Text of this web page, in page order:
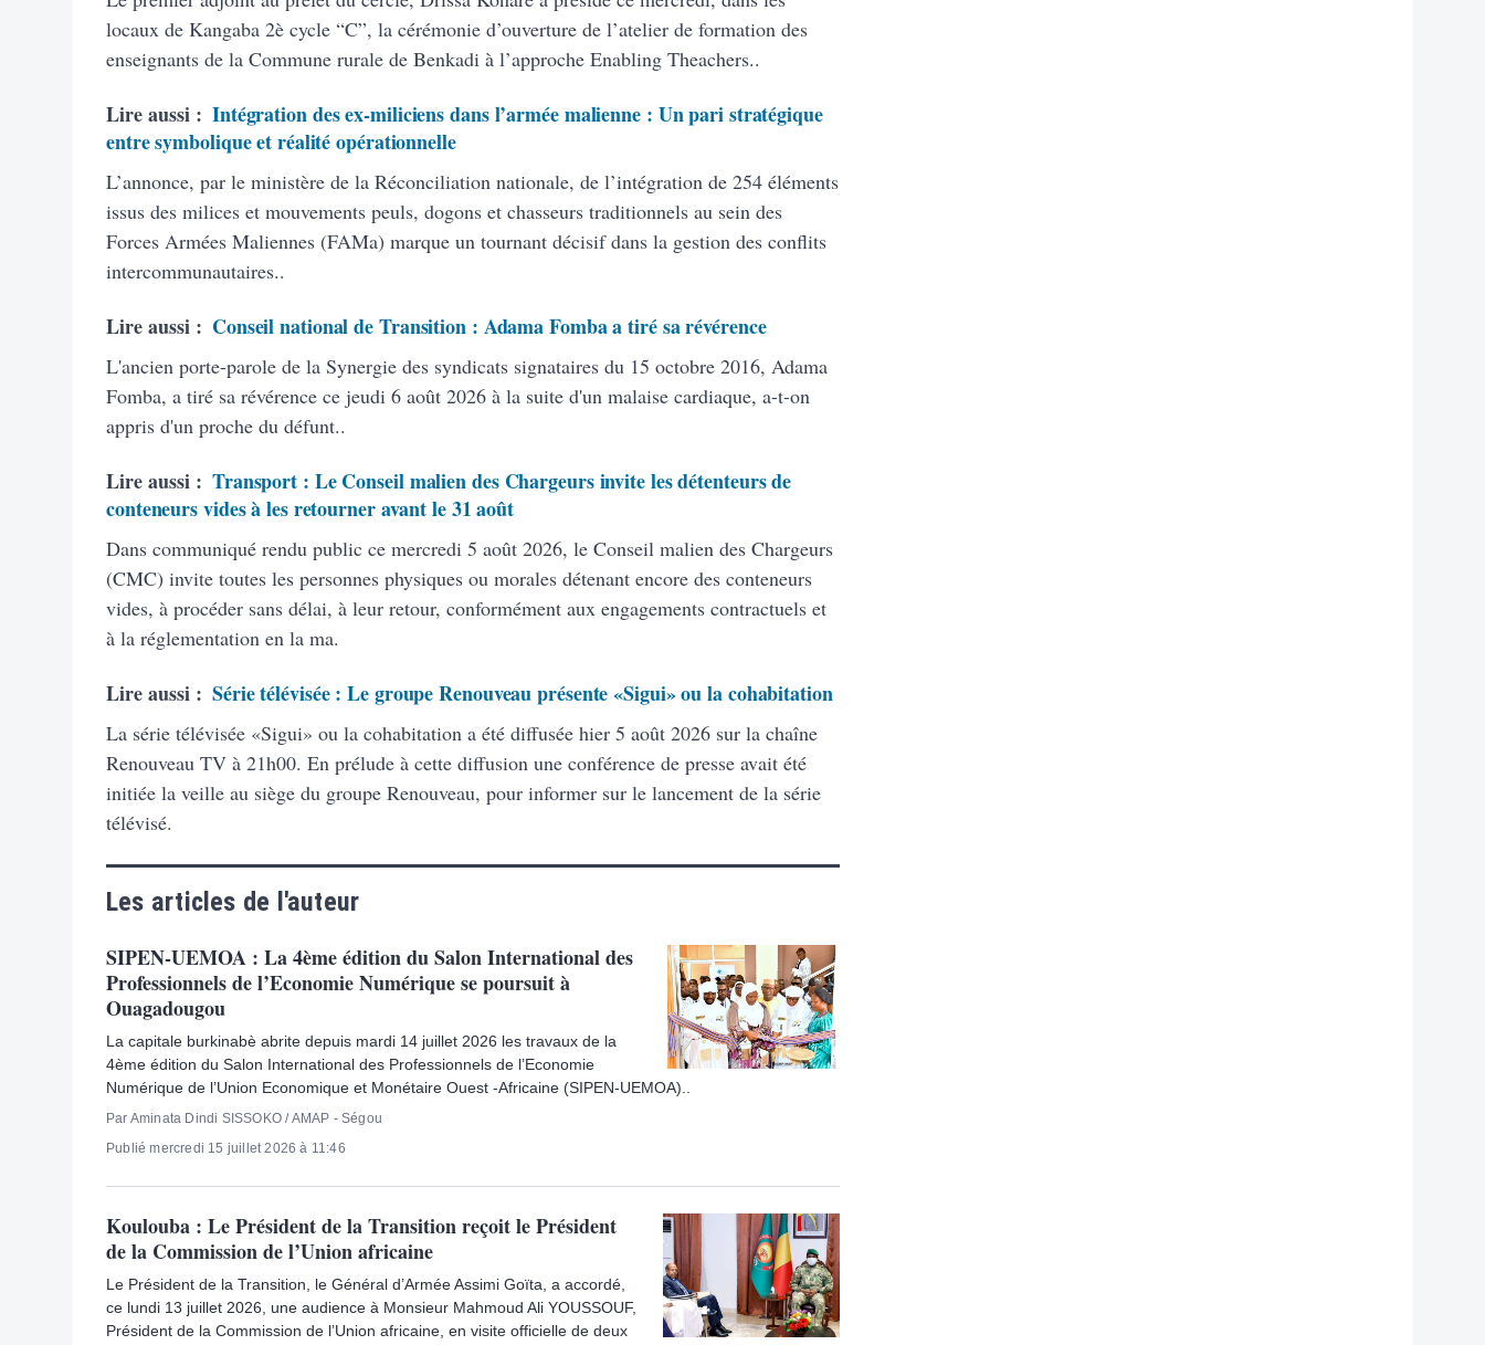
locaux de Kangaba 2è cycle “C”, la cérémonie d’ouverture de l’atelier de formation des
enseignants de la Commune rurale de Benkadi à l’approche Enabling Theachers..
Lire aussi : Intégration des ex-miliciens dans l’armée malienne : Un pari stratégique
entre symbolique et réalité opérationnelle
L’annonce, par le ministère de la Réconciliation nationale, de l’intégration de 254 éléments
issus des milices et mouvements peuls, dogons et chasseurs traditionnels au sein des
Forces Armées Maliennes (FAMa) marque un tournant décisif dans la gestion des conflits
intercommunautaires..
Lire aussi : Conseil national de Transition : Adama Fomba a tiré sa révérence
L'ancien porte-parole de la Synergie des syndicats signataires du 15 octobre 2016, Adama
Fomba, a tiré sa révérence ce jeudi 6 août 2026 à la suite d'un malaise cardiaque, a-t-on
appris d'un proche du défunt..
Lire aussi : Transport : Le Conseil malien des Chargeurs invite les détenteurs de
conteneurs vides à les retourner avant le 31 août
Dans communiqué rendu public ce mercredi 5 août 2026, le Conseil malien des Chargeurs
(CMC) invite toutes les personnes physiques ou morales détenant encore des conteneurs
vides, à procéder sans délai, à leur retour, conformément aux engagements contractuels et
à la réglementation en la ma.
Lire aussi : Série télévisée : Le groupe Renouveau présente «Sigui» ou la cohabitation
La série télévisée «Sigui» ou la cohabitation a été diffusée hier 5 août 2026 sur la chaîne
Renouveau TV à 21h00. En prélude à cette diffusion une conférence de presse avait été
initiée la veille au siège du groupe Renouveau, pour informer sur le lancement de la série
télévisé.
Les articles de l'auteur
SIPEN-UEMOA : La 4ème édition du Salon International des
Professionnels de l’Economie Numérique se poursuit à
Ouagadougou
La capitale burkinabè abrite depuis mardi 14 juillet 2026 les travaux de la
4ème édition du Salon International des Professionnels de l’Economie
Numérique de l’Union Economique et Monétaire Ouest -Africaine (SIPEN-UEMOA)..
Par Aminata Dindi SISSOKO / AMAP - Ségou
Publié mercredi 15 juillet 2026 à 11:46
Koulouba : Le Président de la Transition reçoit le Président
de la Commission de l’Union africaine
Le Président de la Transition, le Général d’Armée Assimi Goïta, a accordé,
ce lundi 13 juillet 2026, une audience à Monsieur Mahmoud Ali YOUSSOUF,
Président de la Commission de l’Union africaine, en visite officielle de deux